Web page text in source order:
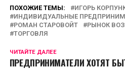
ПОХОЖИЕ ТЕМЫ:
ИГОРЬ
ИНДИВИДУАЛЬНЫЕ
РОМАН СТАРОВОЙТ
РЫНОК
ТОРГОВЛЯ
ЧИТАЙТЕ ДАЛЕЕ
ПРЕДПРИНИМАТЕЛИ ХОТЯТ